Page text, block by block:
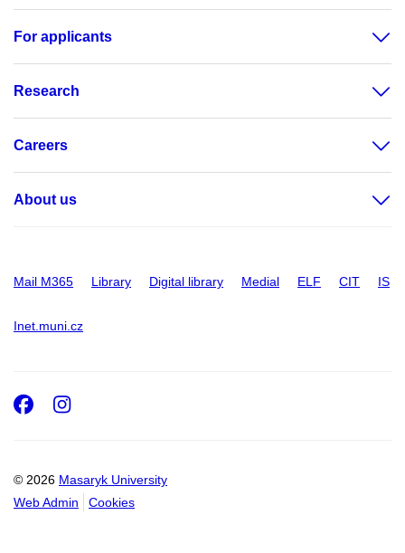
For applicants
Research
Careers
About us
Mail M365 Library Digital library Medial ELF CIT IS
Inet.muni.cz
© 2026 Masaryk University
Web Admin
Cookies
Facebook
Instagram